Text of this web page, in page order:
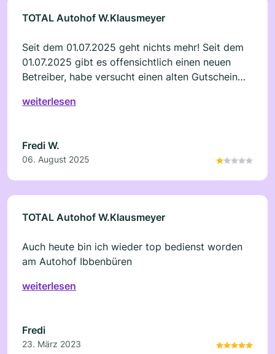
TOTAL Autohof W.Klausmeyer
Seit dem 01.07.2025 geht nichts mehr! Seit dem
01.07.2025 gibt es offensichtlich einen neuen
Betreiber, habe versucht einen alten Gutschein
nein gesagt. Habe bei Total angerufen und die
mit dem Gutschein ich nehme den nicht. Ich habe
ihm gesagt das ich zukünftig wo anders tanken
werde. Seine Antwort: (wortwörtlich) Es ist mir
scheißegal wo du tankst.
weiterlesen
Fredi W.
06. August 2025
TOTAL Autohof W.Klausmeyer
Auch heute bin ich wieder top bedienst worden
am Autohof Ibbenbüren
weiterlesen
Fredi
23. März 2023